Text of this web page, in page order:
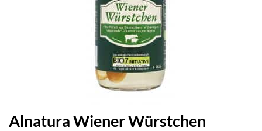
Alnatura Wiener Würstchen